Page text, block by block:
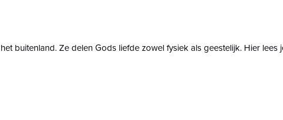
buitenland. Ze delen Gods liefde zowel fysiek als geestelijk. Hier